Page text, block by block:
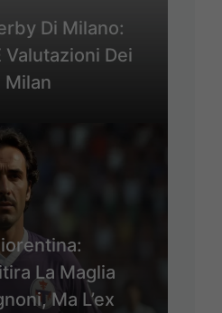
Di Milano:
Valutazioni Dei
Milan
La Maglia
Ma L’ex